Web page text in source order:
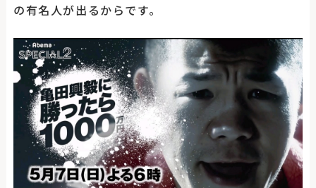
の有名人が出るからです。